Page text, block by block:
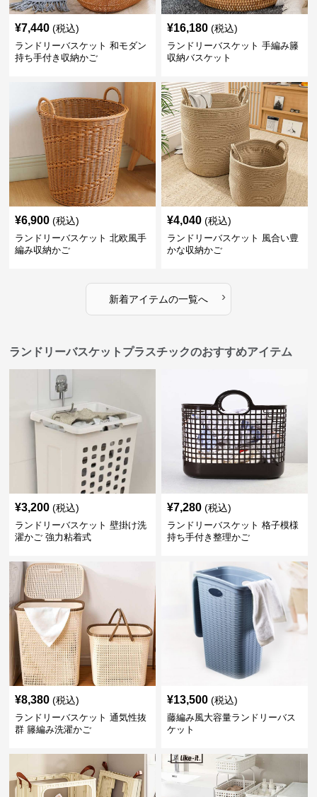
¥7,440 (税込)
ランドリーバスケット 和モダン
持ち手付き収納かご
¥16,180 (税込)
ランドリーバスケット 手編み籐
収納バスケット
¥6,900 (税込)
ランドリーバスケット 北欧風手
編み収納かご
¥4,040 (税込)
ランドリーバスケット 風合い豊
かな収納かご
新着アイテムの一覧へ ›
ランドリーバスケットプラスチックのおすすめアイテム
¥3,200 (税込)
ランドリーバスケット 壁掛け洗
濯かご 強力粘着式
¥7,280 (税込)
ランドリーバスケット 格子模様
持ち手付き整理かご
¥8,380 (税込)
ランドリーバスケット 通気性抜
群 籐編み洗濯かご
¥13,500 (税込)
藤編み風大容量ランドリーバス
ケット